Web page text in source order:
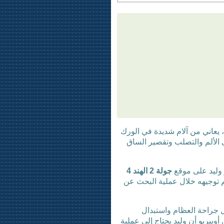
من العمر 55 عامًا من العراق، يعاني من آلام شديدة في الورك
والتصلب وتقصير الساق
وليد على موقع
جولة 2 الهند 4
توجيهه خلال عملية البحث عن
العظام واستبدال
أن وليد يحتاج إلى عملية